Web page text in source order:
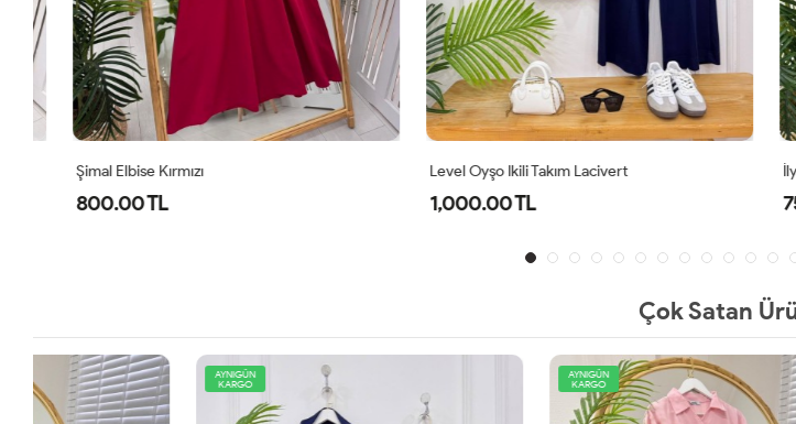
Şimal Elbise Kırmızı
800.00 TL
Level Oyşo Ikili Takım Lacivert
1,000.00 TL
İlyun
Çok Satan
AYNIGÜN
KARGO